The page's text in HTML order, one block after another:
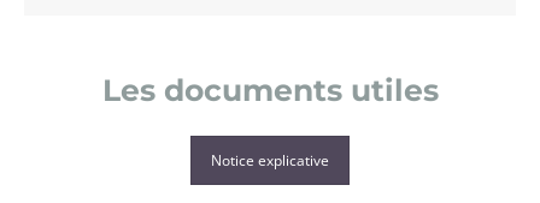
Les documents utiles
Notice explicative